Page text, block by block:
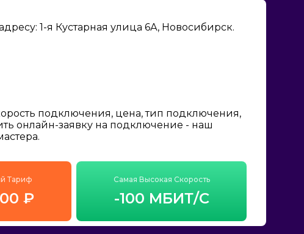
1-я Кустарная улица 6А, Новосибирск.
подключения, цена, тип подключения,
онлайн-заявку на подключение - наш
Тариф
₽
Самая Высокая Скорость
-100 МБИТ/С